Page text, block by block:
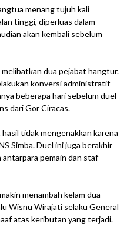
menang tujuh kali
tinggi, diperluas dalam
akan kembali sebelum
dua pejabat hangtur.
konversi administratif
beberapa hari sebelum duel
dari Gor Ciracas.
tidak mengenakkan karena
Simba. Duel ini juga berakhir
antarpara pemain dan staf
menambah kelam dua
Wisnu Wirajati selaku General
atas keributan yang terjadi.